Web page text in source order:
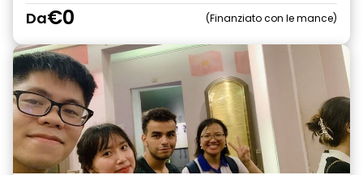
Da€0 Finanziato con le mance